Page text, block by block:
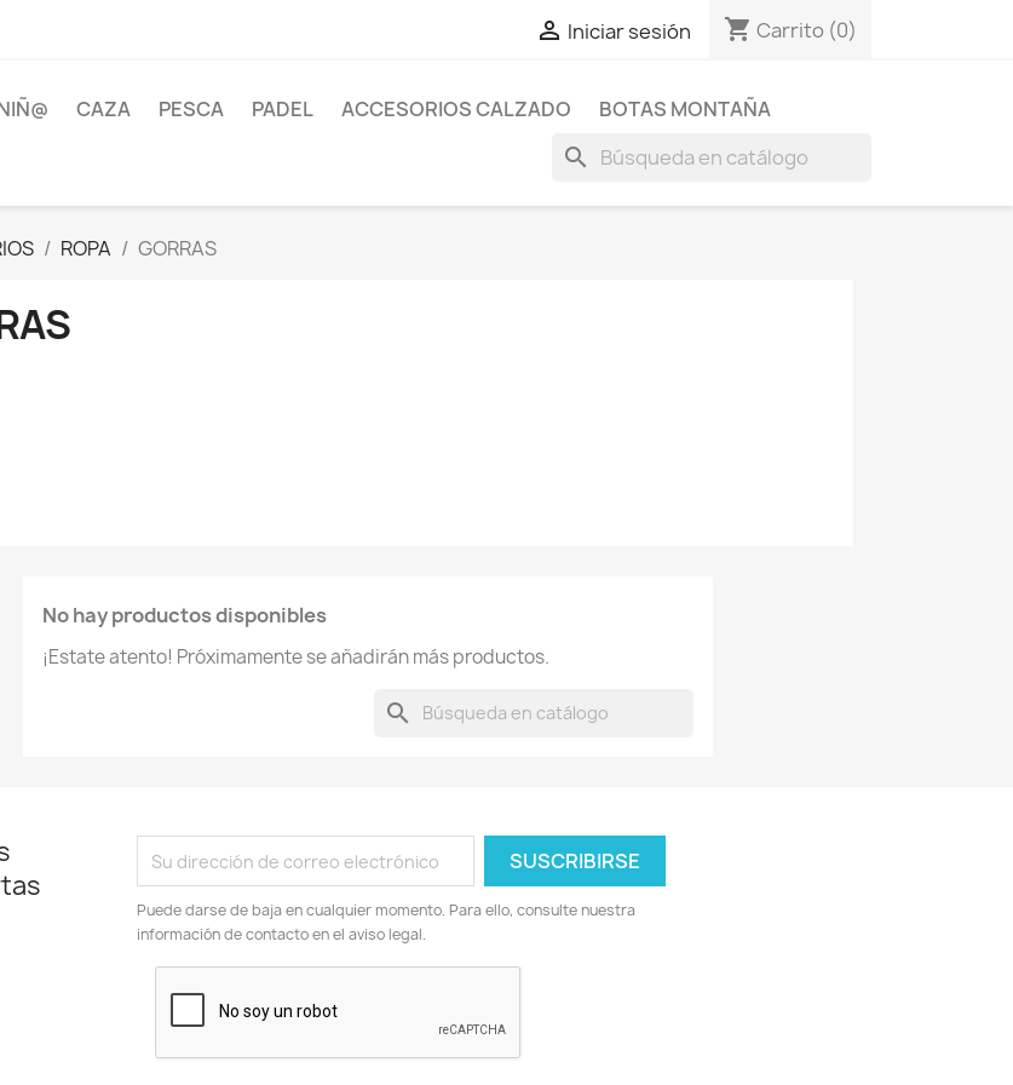
 Iniciar sesión shopping_cart Carrito (0)
CAZA PESCA PADEL ACCESORIOS CALZADO BOTAS MONTAÑA
search
ROPA GORRAS
No hay productos disponibles
¡Estate atento! Próximamente se añadirán más productos.
search
Puede darse de baja en cualquier momento. Para ello, consulte nuestra
información de contacto en el aviso legal.